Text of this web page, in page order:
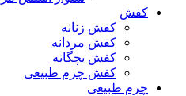
کفش
کفش زنانه
کفش مردانه
کفش بچگانه
کفش چرم طبیعی
چرم طبیعی